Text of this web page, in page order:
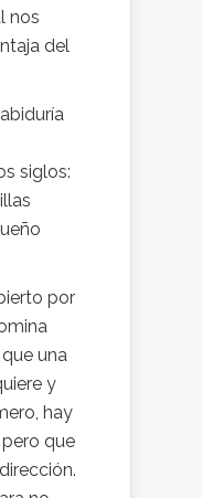
nos
del
siglos:
por
una
y
hay
que